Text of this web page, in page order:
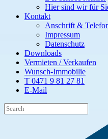
Hier sind wir für
Kontakt
Anschrift &
Impressum
Datenschutz
Downloads
Vermieten / Verkaufen
Wunsch-Immobilie
T 0471 9 81 27 81
E-Mail